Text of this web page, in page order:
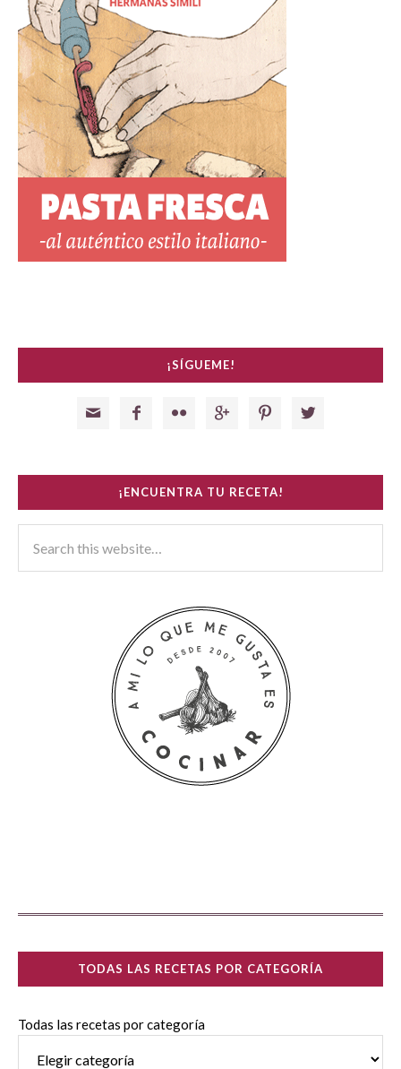
¡SÍGUEME!
     
¡ENCUENTRA TU RECETA!
TODAS LAS RECETAS POR CATEGORÍA
Todas las recetas por categoría